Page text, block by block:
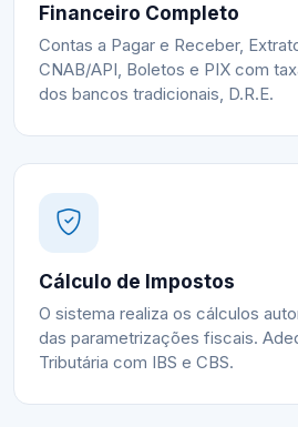
Financeiro Completo
Contas a Pagar e Receber,
CNAB/API, Boletos e PIX com
dos bancos tradicionais, D.R.E.
Cálculo de Impostos
O sistema realiza os cálculos
das parametrizações fiscais.
Tributária com IBS e CBS.